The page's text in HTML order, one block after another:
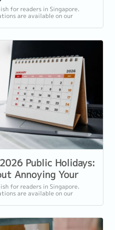
for readers in Singapore.
are available on our
Public Holidays:
Annoying Your
for readers in Singapore.
are available on our